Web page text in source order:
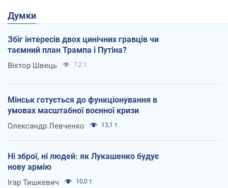
Думки
Збіг інтересів двох цинічних гравців чи
таємний план Трампа і Путіна?
Віктор Швець 7,2 т.
Мінськ готується до функціонування в
умовах масштабної воєнної кризи
Олександр Левченко 13,1 т.
Ні зброї, ні людей: як Лукашенко будує
нову армію
Ігар Тишкевич 10,0 т.